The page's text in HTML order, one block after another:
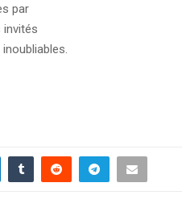
par
invités